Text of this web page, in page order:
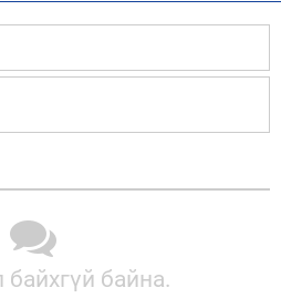
байхгүй байна.